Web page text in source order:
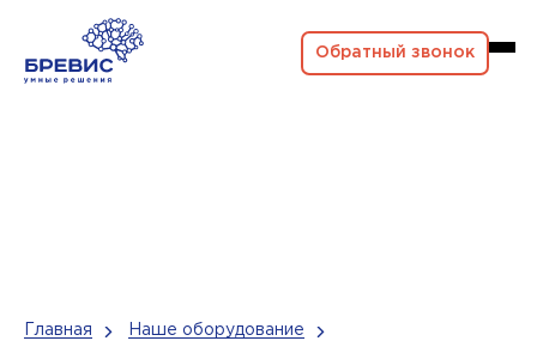
Обратный звонок
Главная Наше оборудование